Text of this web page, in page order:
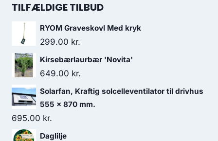
TILFÆLDIGE TILBUD
RYOM Graveskovl Med kryk
299.00 kr.
Kirsebærlaurbær 'Novita'
649.00 kr.
Solarfan, Kraftig solcelleventilator til drivhus
555 x 870 mm.
695.00 kr.
Daglilje